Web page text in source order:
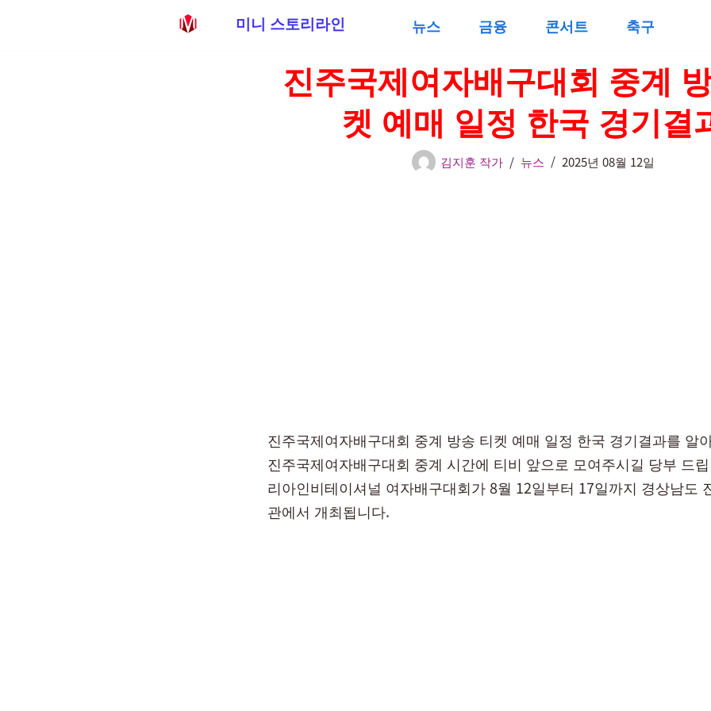
미니 스토리라인 뉴스 금융 콘서트 축구
진주국제여자배구대회 중계
켓 예매 일정 한국 경기결
김지훈 작가 뉴스 2025년 08월 12일
진주국제여자배구대회 중계 방송 티켓 예매 일정 한국 경기결과를 알
진주국제여자배구대회 중계 시간에 티비 앞으로 모여주시길 당부 드
리아인비테이셔널 여자배구대회가 8월 12일부터 17일까지 경상남도
관에서 개최됩니다.